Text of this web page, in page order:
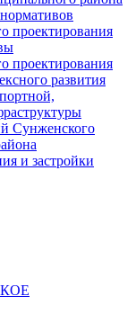
проектирования
проектирования
развития
Сунженского
и застройки